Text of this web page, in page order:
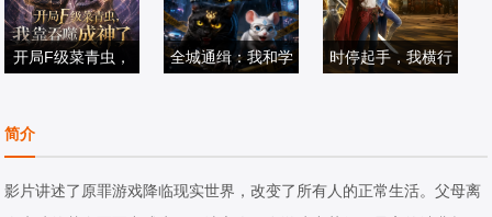
开局F级菜青虫，
国产动漫
2026/中国大陆
全城通缉：我和学
2026/中国大陆
时停起手，我横行
2026/中国大陆
简介
影片讲述了原罪游戏降临现实世界，改变了所有人的正常生活。父母离